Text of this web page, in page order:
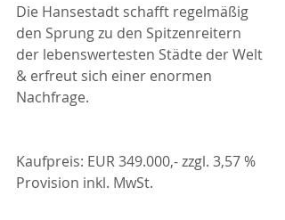
Die Hansestadt schafft regelmäßig
den Sprung zu den Spitzenreitern
der lebenswertesten Städte der Welt
& erfreut sich einer enormen
Nachfrage.
Kaufpreis: EUR 349.000,- zzgl. 3,57 %
Provision inkl. MwSt.